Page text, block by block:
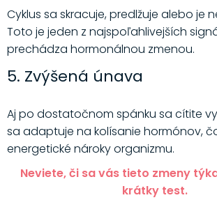
Cyklus sa skracuje, predlžuje alebo je
Toto je jeden z najspoľahlivejších
prechádza hormonálnou zmenou.
5. Zvýšená únava
Aj po dostatočnom spánku sa cítite
sa adaptuje na kolísanie hormónov,
energetické nároky organizmu.
Neviete, či sa vás tieto zmeny
krátky test.